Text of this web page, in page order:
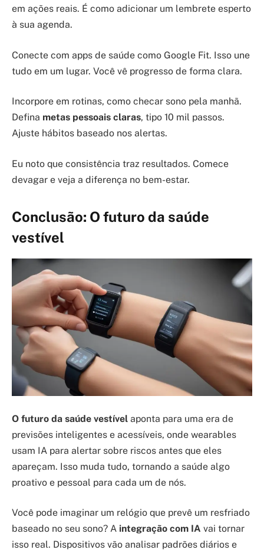
em ações reais. É como adicionar um lembrete esperto
à sua agenda.
Conecte com apps de saúde como Google Fit. Isso une
tudo em um lugar. Você vê progresso de forma clara.
Incorpore em rotinas, como checar sono pela manhã.
Defina metas pessoais claras, tipo 10 mil passos.
Ajuste hábitos baseado nos alertas.
Eu noto que consistência traz resultados. Comece
devagar e veja a diferença no bem-estar.
Conclusão: O futuro da saúde
vestível
O futuro da saúde vestível aponta para uma era de
previsões inteligentes e acessíveis, onde wearables
usam IA para alertar sobre riscos antes que eles
apareçam. Isso muda tudo, tornando a saúde algo
proativo e pessoal para cada um de nós.
Você pode imaginar um relógio que prevê um resfriado
baseado no seu sono? A integração com IA vai tornar
isso real. Dispositivos vão analisar padrões diários e